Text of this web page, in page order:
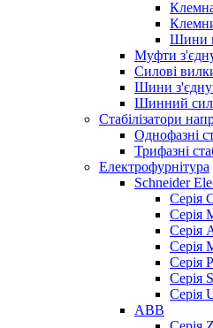
Шини
Муфти
Силові
Шини
Шинний
Стабілізатори
Однофазні
Трифазні
Електрофурнітура
Schneider
Серія
Серія
Серія
Серія
Серія
Серія
Серія
ABB